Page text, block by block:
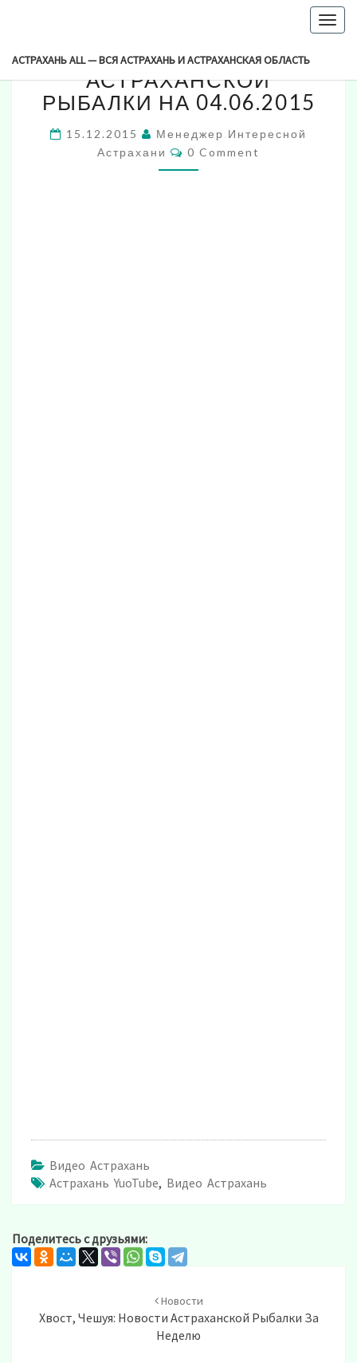
АСТРАХАНЬ ALL — ВСЯ АСТРАХАНЬ И АСТРАХАНСКАЯ ОБЛАСТЬ
АСТРАХАНСКОЙ
НА
04.06.2015
НОВОСТИ
АСТРАХАНСКОЙ
РЫБАЛКИ НА 04.06.2015
15.12.2015
Менеджер Интересной
Астрахани
Comments
0 Comment
Видео Астрахань
Астрахань YuoTube, Видео Астрахань
Поделитесь с друзьями:
Новости
Хвост, Чешуя: Новости Астраханской Рыбалки За
Неделю